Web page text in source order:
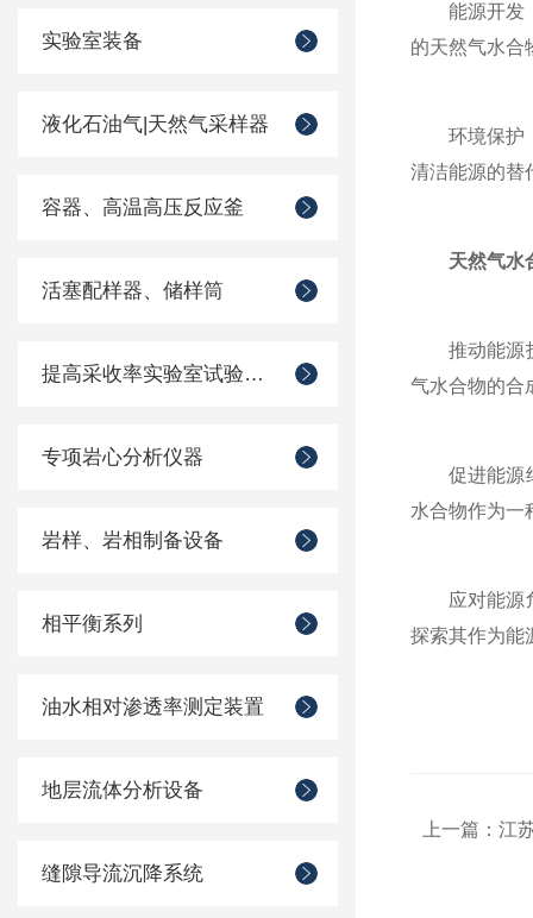
实验室装备
液化石油气|天然气采样器
容器、高温高压反应釜
活塞配样器、储样筒
提高采收率实验室试验装置
专项岩心分析仪器
岩样、岩相制备设备
相平衡系列
油水相对渗透率测定装置
地层流体分析设备
缝隙导流沉降系统
能源开发：
的天然气水合
环境保护：
清洁能源的替
天然气水
推动能源技
气水合物的合
促进能源结
水合物作为一
应对能源危
探索其作为能
上一篇： 江